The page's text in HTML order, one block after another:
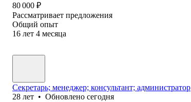
80 000 ₽
Рассматривает предложения
Общий опыт
16 лет 4 месяца
Секретарь; менеджер; консультант; администратор
28 лет • Обновлено сегодня